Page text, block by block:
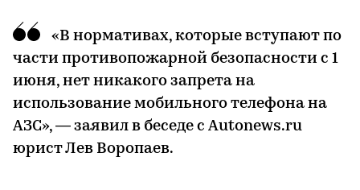
«В нормативах, которые вступают по
части противопожарной безопасности с 1
июня, нет никакого запрета на
использование мобильного телефона на
АЗС», — заявил в беседе с Autonews.ru
юрист Лев Воропаев.